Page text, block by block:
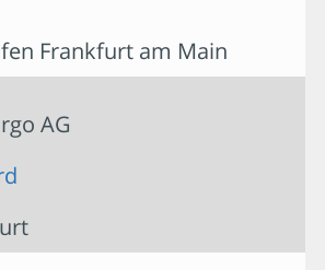
Frankfurt am Main
AG